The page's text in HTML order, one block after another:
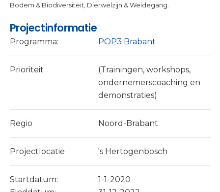
Bodem & Biodiversiteit, Dierwelzijn & Weidegang.
Projectinformatie
Programma: POP3 Brabant
Prioriteit
(Trainingen, workshops,
ondernemerscoaching en
demonstraties)
Regio Noord-Brabant
Projectlocatie 's Hertogenbosch
Startdatum:
1-1-2020